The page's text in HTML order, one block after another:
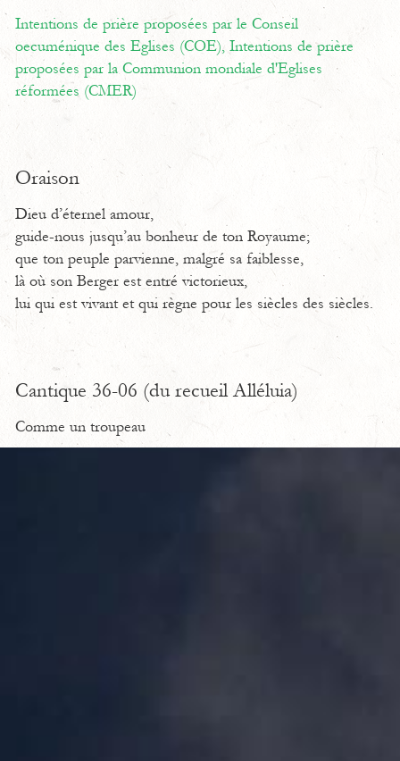
Intentions de prière proposées par le Conseil
oecuménique des Eglises (COE), Intentions de prière
proposées par la Communion mondiale d'Eglises
réformées (CMER)
Oraison
Dieu d’éternel amour,
guide-nous jusqu’au bonheur de ton Royaume;
que ton peuple parvienne, malgré sa faiblesse,
là où son Berger est entré victorieux,
lui qui est vivant et qui règne pour les siècles des siècles.
Cantique 36-06 (du recueil Alléluia)
Comme un troupeau